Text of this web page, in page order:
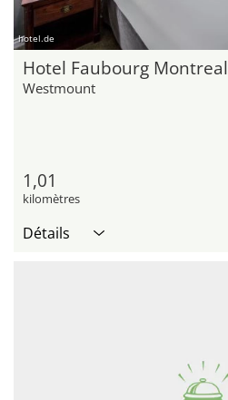
hotel.de
Hotel Faubourg Montreal
Westmount
1,01
kilomètres
Détails